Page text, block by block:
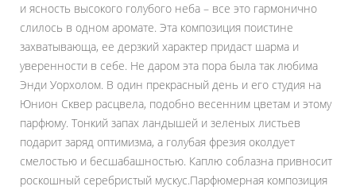
и ясность высокого голубого неба – все это гармонично
слилось в одном аромате. Эта композиция поистине
захватывающа, ее дерзкий характер придаст шарма и
уверенности в себе. Не даром эта пора была так любима
Энди Уорхолом. В один прекрасный день и его студия на
Юнион Сквер расцвела, подобно весенним цветам и этому
парфюму. Тонкий запах ландышей и зеленых листьев
подарит заряд оптимизма, а голубая фрезия околдует
смелостью и бесшабашностью. Каплю соблазна привносит
роскошный серебристый мускус.Парфюмерная композиция